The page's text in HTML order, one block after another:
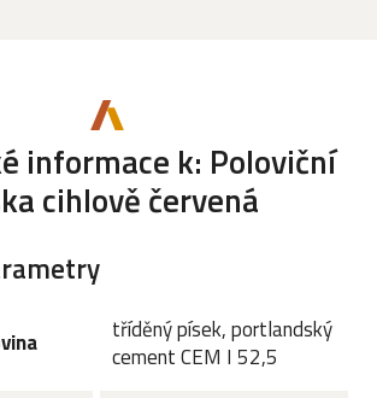
informace k: Poloviční
cihlově červená
tříděný písek, portlandský
cement CEM I 52,5